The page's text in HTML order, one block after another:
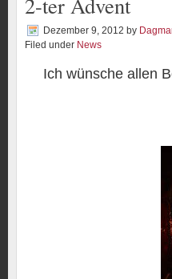
Dezember 9, 2012 by
Filed under News
Ich wünsche allen